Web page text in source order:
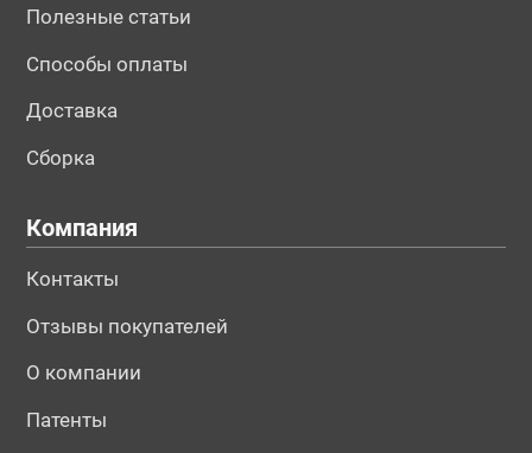
Полезные статьи
Способы оплаты
Доставка
Сборка
Компания
Контакты
Отзывы покупателей
О компании
Патенты